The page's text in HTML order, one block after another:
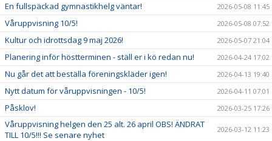
En fullspäckad gymnastikhelg väntar! 2026-05-08 11:45
Våruppvisning 10/5! 2026-05-08 07:52
Kultur och idrottsdag 9 maj 2026! 2026-05-07 21:04
Planering inför höstterminen - ställ er i kö redan nu! 2026-04-24 17:02
Nu går det att beställa föreningskläder igen! 2026-04-13 19:40
Nytt datum för våruppvisningen - 10/5! 2026-04-11 07:01
Påsklov! 2026-03-25 17:26
Våruppvisning helgen den 25 alt. 26 april OBS! ÄNDRAT
TILL 10/5!!! Se senare nyhet
2026-03-12 11:23